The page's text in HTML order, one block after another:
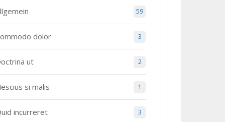
59
dolor 3
ut 2
si malis 1
incurreret 3